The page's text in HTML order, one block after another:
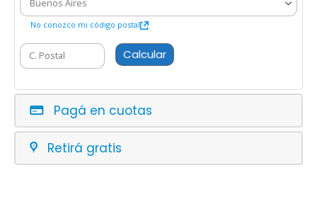
No conozco mi código postal
Calcular
Pagá en cuotas
Retirá gratis